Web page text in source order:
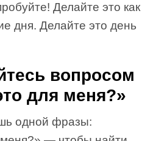
Делайте это как
дня. Делайте это день
вопросом
для меня?»
одной фразы: